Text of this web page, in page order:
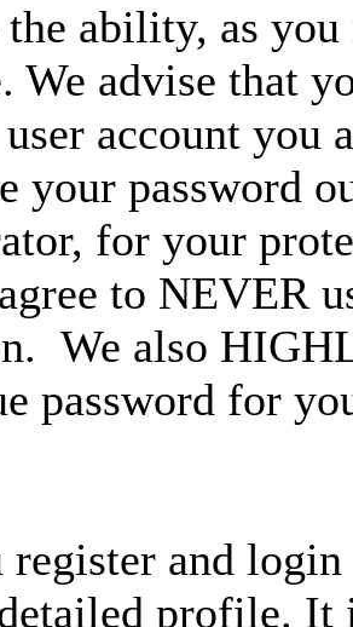
ability, as
We advise that
account you
your password
for your
to NEVER
We also
password for
and
profile. It